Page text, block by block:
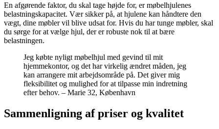
En afgørende faktor, du skal tage højde for, er møbelhjulenes
belastningskapacitet. Vær sikker på, at hjulene kan håndtere den
vægt, dine møbler vil blive udsat for. Hvis du har tunge møbler, skal
du sørge for at vælge hjul, der er robuste nok til at bære
belastningen.
Jeg købte nyligt møbelhjul med gevind til mit
hjemmekontor, og det har virkelig ændret måden, jeg
kan arrangere mit arbejdsområde på. Det giver mig
fleksibilitet og mulighed for at tilpasse min indretning
efter behov. – Marie 32, København
Sammenligning af priser og kvalitet